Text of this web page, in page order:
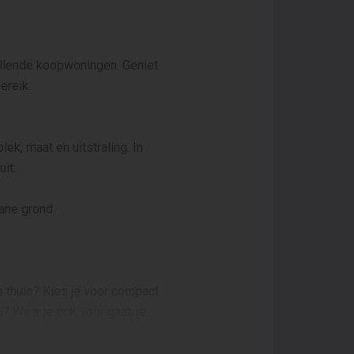
koopwoningen. Geniet
maat en uitstraling. In
grond